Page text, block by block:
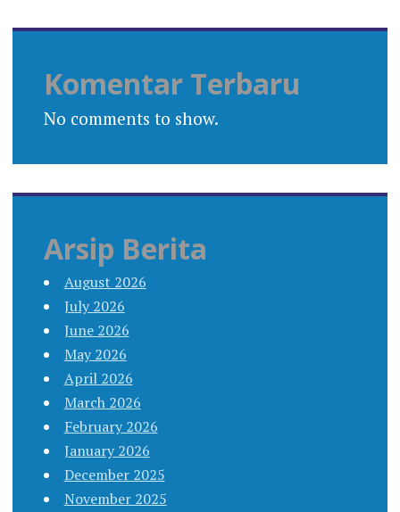
Komentar Terbaru
No comments to show.
Arsip Berita
August 2026
July 2026
June 2026
May 2026
April 2026
March 2026
February 2026
January 2026
December 2025
November 2025